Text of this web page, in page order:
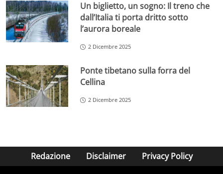
Un biglietto, un sogno: Il treno che
dall’Italia ti porta dritto sotto
l’aurora boreale
2 Dicembre 2025
Ponte tibetano sulla forra del
Cellina
2 Dicembre 2025
Redazione Disclaimer Privacy Policy